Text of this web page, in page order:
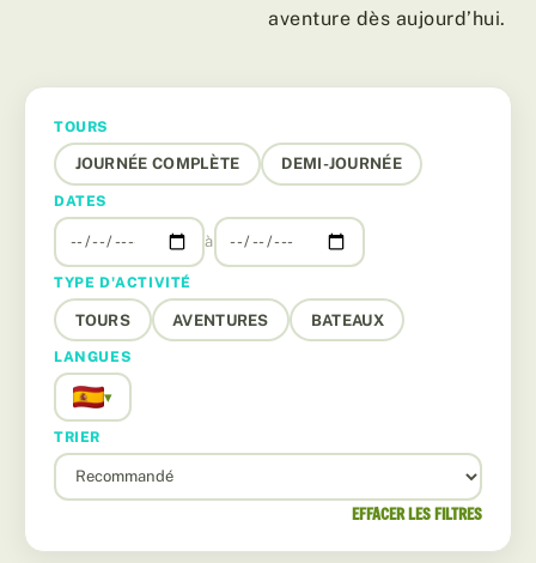
aventure dès aujourd’hui.
TOURS
JOURNÉE COMPLÈTE DEMI-JOURNÉE
DATES
à
TYPE D'ACTIVITÉ
TOURS AVENTURES BATEAUX
LANGUES
▾
TRIER
EFFACER LES FILTRES